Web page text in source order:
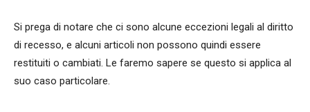
Si prega di notare che ci sono alcune eccezioni legali al diritto
di recesso, e alcuni articoli non possono quindi essere
restituiti o cambiati. Le faremo sapere se questo si applica al
suo caso particolare.